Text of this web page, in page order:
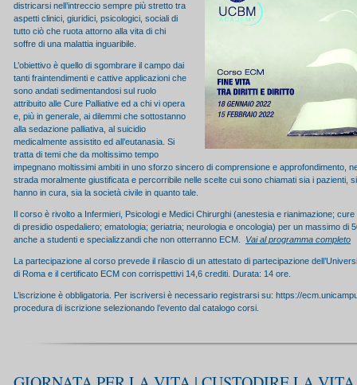
districarsi nell’intreccio sempre più stretto tra
aspetti clinici, giuridici, psicologici, sociali di
tutto ciò che ruota attorno alla vita di chi
soffre di una malattia inguaribile.
L’obiettivo è quello di sgombrare il campo dai
tanti fraintendimenti e cattive applicazioni che
sono andati sedimentandosi sul ruolo
attribuito alle Cure Palliative ed a chi vi opera
e, più in generale, ai dilemmi che sottostanno
alla sedazione palliativa, al suicidio
medicalmente assistito ed all’eutanasia. Si
tratta di temi che da moltissimo tempo
impegnano moltissimi ambiti in uno sforzo sincero di comprensione e approfondimento,
strada moralmente giustificata e percorribile nelle scelte cui sono chiamati sia i pazienti,
hanno in cura, sia la società civile in quanto tale.
Il corso è rivolto a Infermieri, Psicologi e Medici Chirurghi (anestesia e rianimazione;
di presidio ospedaliero; ematologia; geriatria; neurologia e oncologia) per un massimo di
anche a studenti e specializzandi che non otterranno ECM. Vai al programma completo
La partecipazione al corso prevede il rilascio di un attestato di partecipazione
di Roma e il certificato ECM con corrispettivi 14,6 crediti. Durata: 14 ore.
L’iscrizione è obbligatoria. Per iscriversi è necessario registrarsi su: https://
procedura di iscrizione selezionando l’evento dal catalogo corsi.